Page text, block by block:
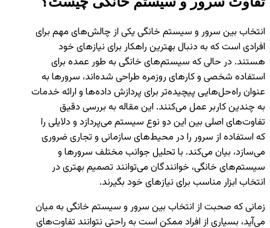
انتخاب بین سرور و سیستم خانگی یکی از چالش‌های مهم برای
افرادی است که به دنبال بهترین راهکار برای نیازهای خود
هستند. در حالی که سیستم‌های خانگی به طور عمده برای
استفاده شخصی و کارهای روزمره طراحی شده‌اند، سرورها به
عنوان راه‌حل‌هایی پیچیده‌تر برای پردازش داده‌ها و ارائه خدمات
به چندین کاربر عمل می‌کنند. این مقاله به بررسی دقیق
تفاوت‌های اصلی بین این دو نوع سیستم می‌پردازد و دلایلی را
که استفاده از سرور را در محیط‌های سازمانی و تجاری ضروری
می‌سازد، بیان می‌کند. با تحلیل جوانب مختلف سرورها و
سیستم‌های خانگی، خوانندگان می‌توانند تصمیم بهتری در
انتخاب ابزار مناسب برای نیازهای خود بگیرند.
زمانی که صحبت از انتخاب بین سرور و سیستم خانگی به میان
می‌آید، بسیاری از افراد ممکن است به راحتی نتوانند تفاوت‌های